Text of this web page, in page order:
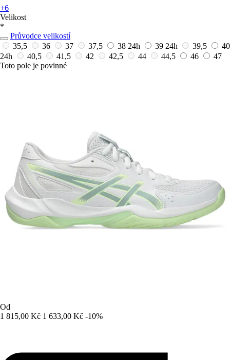
+6
Velikost
*
Průvodce velikostí
35,5
36 37 37,5 38 24h 39 24h 39,5
40
24h
40,5 41,5 42 42,5 44 44,5 46
47
Toto pole je povinné
Od
1 815,00 Kč 1 633,00 Kč -10%